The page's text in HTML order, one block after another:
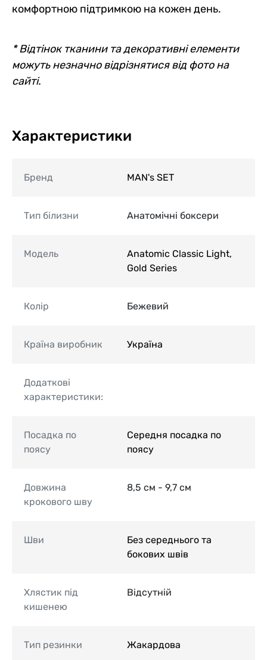
комфортною підтримкою на кожен день.
* Відтінок тканини та декоративні елементи
можуть незначно відрізнятися від фото на
сайті.
Характеристики
Бренд MAN's SET
Тип білизни Анатомічні боксери
Модель
Anatomic Classic Light,
Gold Series
Колір Бежевий
Країна виробник Україна
Додаткові
характеристики:
Посадка по
поясу
Середня посадка по
поясу
Довжина
крокового шву
8,5 см - 9,7 см
Шви
Без середнього та
бокових швів
Хлястик під
кишенею
Відсутній
Тип резинки Жакардова